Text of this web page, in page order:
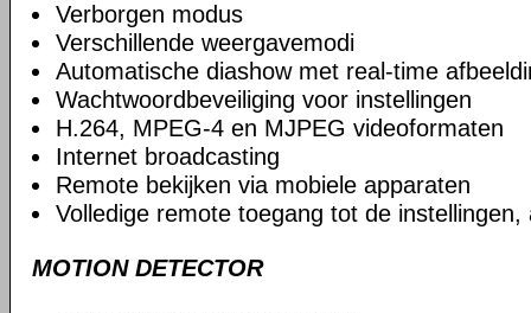
Verborgen modus
Verschillende weergavemodi
Automatische diashow met real-time
Wachtwoordbeveiliging voor instellingen
H.264, MPEG-4 en MJPEG videoformaten
Internet broadcasting
Remote bekijken via mobiele apparaten
Volledige remote toegang tot de
MOTION DETECTOR